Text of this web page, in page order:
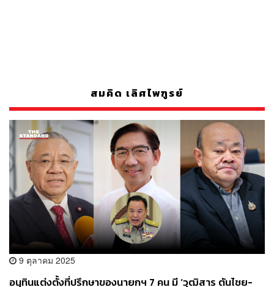
สมคิด เลิศไพฑูรย์
9 ตุลาคม 2025
อนุทินแต่งตั้งที่ปรึกษาของนายกฯ 7 คน มี ‘วุฒิสาร ตันไชย-